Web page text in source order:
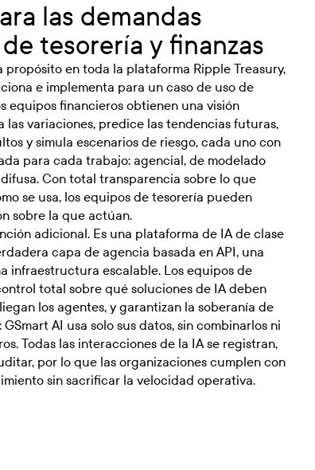
las demandas
tesorería y finanzas
propósito en toda la plataforma Ripple Treasury,
e implementa para un caso de uso de
equipos financieros obtienen una visión
variaciones, predice las tendencias futuras,
y simula escenarios de riesgo, cada uno con
para cada trabajo: agencial, de modelado
Con total transparencia sobre lo que
se usa, los equipos de tesorería pueden
sobre la que actúan.
adicional. Es una plataforma de IA de clase
capa de agencia basada en API, una
infraestructura escalable. Los equipos de
total sobre qué soluciones de IA deben
los agentes, y garantizan la soberanía de
AI usa solo sus datos, sin combinarlos ni
Todas las interacciones de la IA se registran,
por lo que las organizaciones cumplen con
sin sacrificar la velocidad operativa.